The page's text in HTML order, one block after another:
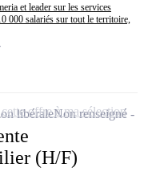
et leader sur les services
000 salariés sur tout le territoire,
(H/F)
libéraleNon renseigné
offre à ma sélection